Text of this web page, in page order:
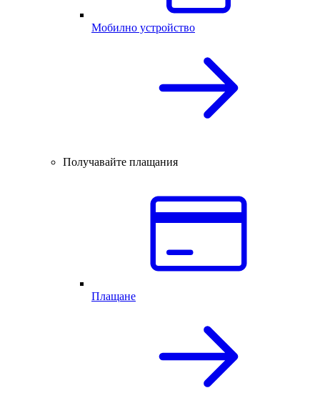
Мобилно устройство
Получавайте плащания
Плащане